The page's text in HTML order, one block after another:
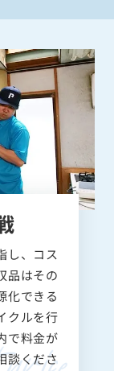
し、コス
品はその
化できる
クルを行
で料金が
談くださ